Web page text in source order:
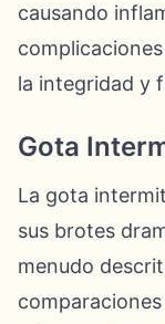
causando
la integridad y
Gota
La gota
sus brotes
menudo